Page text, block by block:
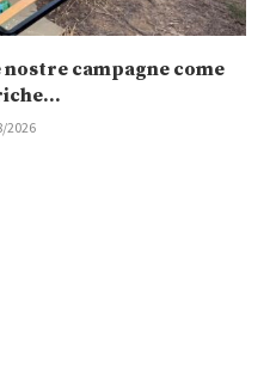
nostre campagne come
2026